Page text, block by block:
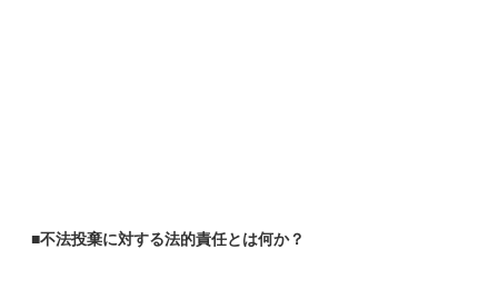
■不法投棄に対する法的責任とは何か？